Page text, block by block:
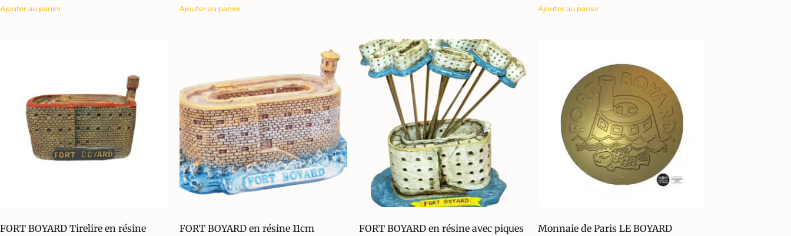
Ajouter au panier Ajouter au panier Ajouter au panier
FORT BOYARD Tirelire en résine
FORT BOYARD en résine 11cm
FORT BOYARD en résine avec piques
Monnaie de Paris LE BOYARD